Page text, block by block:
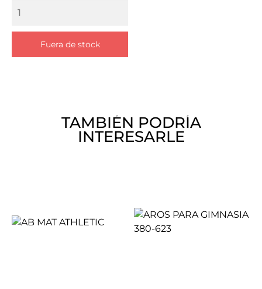
Fuera de stock
TAMBIÉN PODRÍA
INTERESARLE